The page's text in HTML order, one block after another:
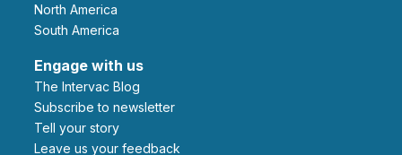
North America
South America
Engage with us
The Intervac Blog
Subscribe to newsletter
Tell your story
leave us your feedback